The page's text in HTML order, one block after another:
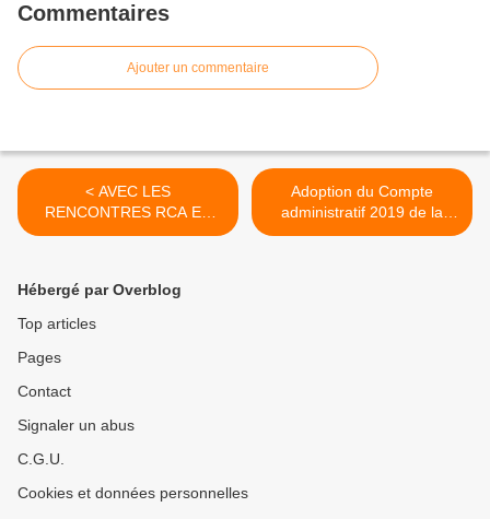
Commentaires
Ajouter un commentaire
< AVEC LES
RENCONTRES RCA ET
CCO DANS LA COMMUNE
SES POPULATIONS !
Adoption du Compte
administratif 2019 de la
Commune de Loum : Le
Hébergé par Overblog
Top articles
Pages
Contact
Signaler un abus
C.G.U.
Cookies et données personnelles